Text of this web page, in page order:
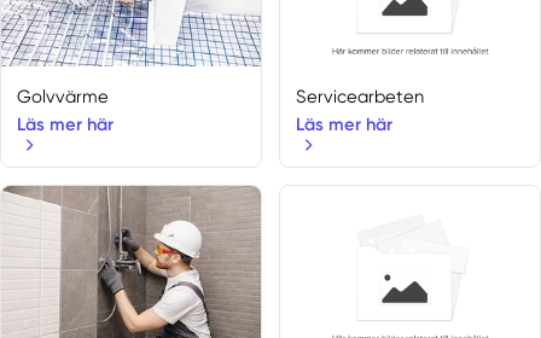
Golvvärme
Läs mer här
Servicearbeten
Läs mer här